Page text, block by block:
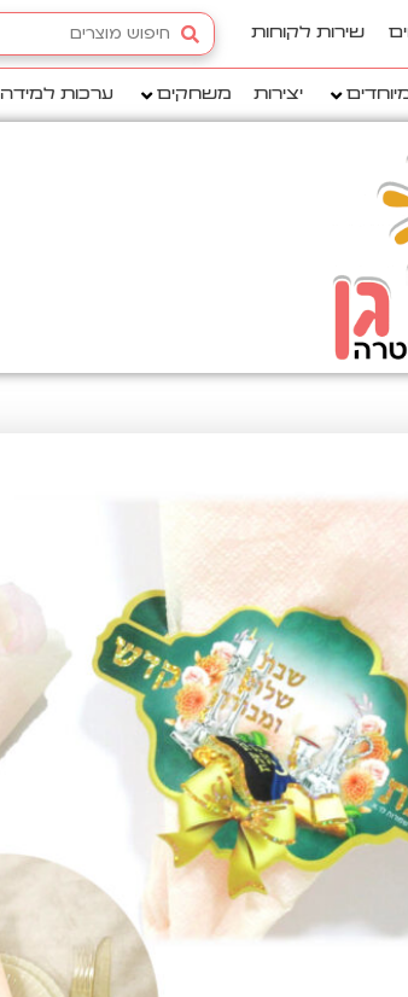
שירות לקוחות
Search
...
יצירות משחקים ערכות למידה